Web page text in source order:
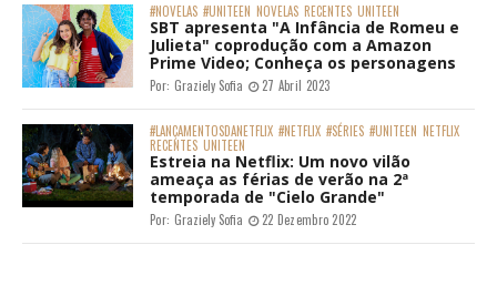
#NOVELAS #UNITEEN NOVELAS RECENTES UNITEEN
SBT apresenta "A Infância de Romeu e
Julieta" coprodução com a Amazon
Prime Video; Conheça os personagens
Por: Graziely Sofia 27 Abril 2023
#LANÇAMENTOSDANETFLIX #NETFLIX #SÉRIES #UNITEEN NETFLIX
RECENTES UNITEEN
Estreia na Netflix: Um novo vilão
ameaça as férias de verão na 2ª
temporada de "Cielo Grande"
Por: Graziely Sofia 22 Dezembro 2022